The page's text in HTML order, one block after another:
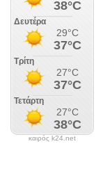
καιρός k24.net